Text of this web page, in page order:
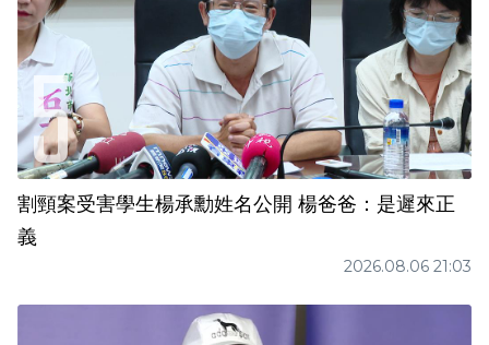
割頸案受害學生楊承勳姓名公開 楊爸爸：是遲來正
義
2026.08.06 21:03